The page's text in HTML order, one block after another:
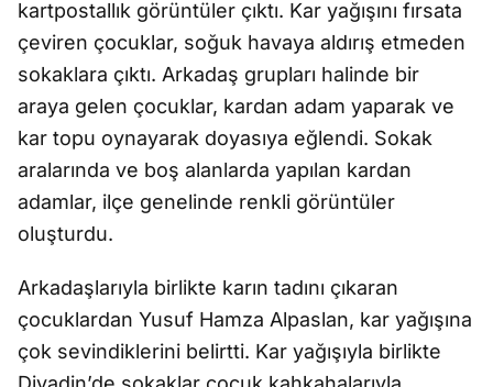
kartpostallık görüntüler çıktı. Kar yağışını fırsata
çeviren çocuklar, soğuk havaya aldırış etmeden
sokaklara çıktı. Arkadaş grupları halinde bir
araya gelen çocuklar, kardan adam yaparak ve
kar topu oynayarak doyasıya eğlendi. Sokak
aralarında ve boş alanlarda yapılan kardan
adamlar, ilçe genelinde renkli görüntüler
oluşturdu.
Arkadaşlarıyla birlikte karın tadını çıkaran
çocuklardan Yusuf Hamza Alpaslan, kar yağışına
çok sevindiklerini belirtti. Kar yağışıyla birlikte